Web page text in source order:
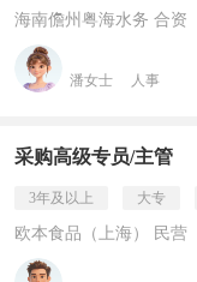
海南儋州粤海水务 合资
潘女士 人事
采购高级专员/主管
3年及以上 大专
欧本食品（上海） 民营